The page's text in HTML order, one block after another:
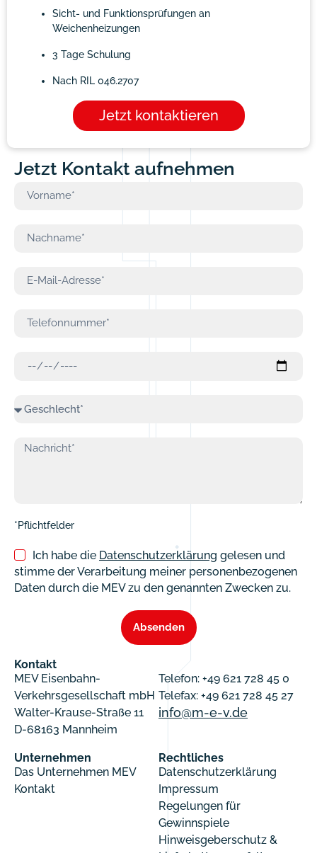
Sicht- und Funktionsprüfungen an
Weichenheizungen
3 Tage Schulung
Nach RIL 046.2707
Jetzt kontaktieren
Jetzt Kontakt aufnehmen
*Pflichtfelder
Ich habe die Datenschutzerklärung gelesen und
stimme der Verarbeitung meiner personenbezogenen
Daten durch die MEV zu den genannten Zwecken zu.
Absenden
Kontakt
MEV Eisenbahn-
Verkehrsgesellschaft mbH
Walter-Krause-Straße 11
D-68163 Mannheim
Telefon: +49 621 728 45 0
Telefax: +49 621 728 45 27
info@m-e-v.de
Unternehmen
Das Unternehmen MEV
Kontakt
Rechtliches
Datenschutzerklärung
Impressum
Regelungen für
Gewinnspiele
Hinweisgeberschutz &